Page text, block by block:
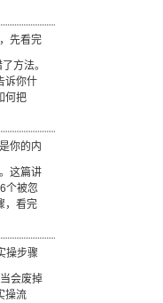
先看完
方法。
诉你什
何把
你的内
这篇讲
个被忽
，看完
操步骤
会废掉
操流